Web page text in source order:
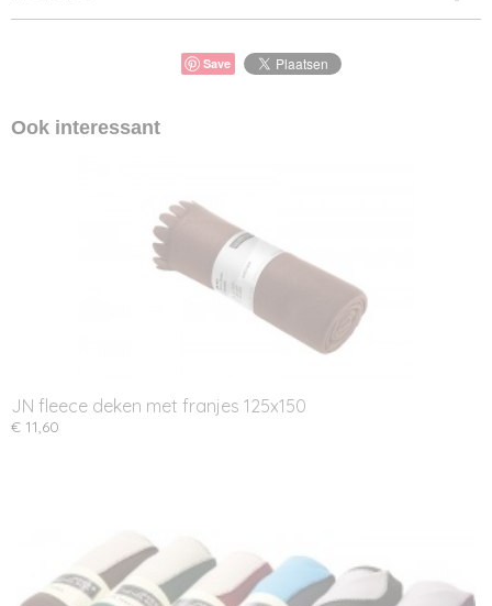
Save
Ook interessant
JN fleece deken met franjes 125x150
€ 11,60